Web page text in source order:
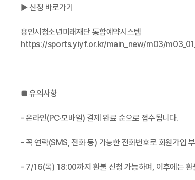
▶ 신청 바로가기
용인시청소년미래재단 통합예약시스템
https://sports.yiyf.or.kr/main_new/m03/
■ 유의사항
- 온라인(PC·모바일) 결제 완료 순으로 접수됩니다.
- 꼭 연락(SMS, 전화 등) 가능한 전화번호로 회원가입
- 7/16(목) 18:00까지 환불 신청 가능하며, 이후에는 환